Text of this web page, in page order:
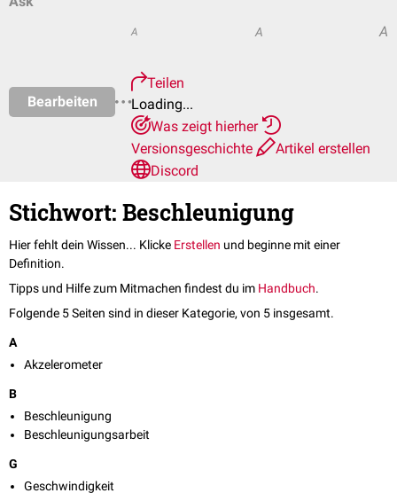
Bearbeiten
A A A
Teilen
Loading...
Was zeigt hierher
Versionsgeschichte
Artikel erstellen
Discord
Stichwort: Beschleunigung
Hier fehlt dein Wissen... Klicke Erstellen und beginne mit einer
Definition.
Tipps und Hilfe zum Mitmachen findest du im Handbuch.
Folgende 5 Seiten sind in dieser Kategorie, von 5 insgesamt.
A
Akzelerometer
B
Beschleunigung
Beschleunigungsarbeit
G
Geschwindigkeit